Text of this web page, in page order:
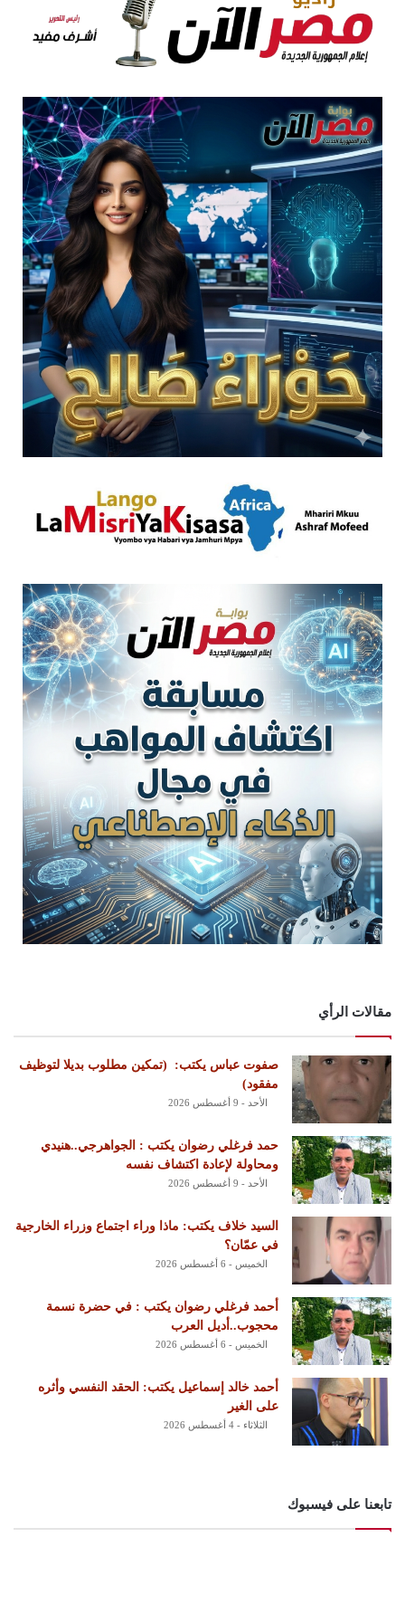
مقالات الرأي
‏صفوت عباس يكتب: ‏ ‏(تمكين مطلوب بديلا لتوظيف
مفقود)
الأحد - 9 أغسطس 2026
حمد فرغلي رضوان يكتب : الجواهرجي..هنيدي
ومحاولة لإعادة اكتشاف نفسه
الأحد - 9 أغسطس 2026
السيد خلاف يكتب: ماذا وراء اجتماع وزراء الخارجية
في عمّان؟
الخميس - 6 أغسطس 2026
أحمد فرغلي رضوان يكتب : في حضرة نسمة
محجوب..أديل العرب
الخميس - 6 أغسطس 2026
أحمد خالد إسماعيل يكتب: الحقد النفسي وأثره
على الغير
الثلاثاء - 4 أغسطس 2026
تابعنا على فيسبوك